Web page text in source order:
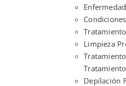
Limpieza
Depilación